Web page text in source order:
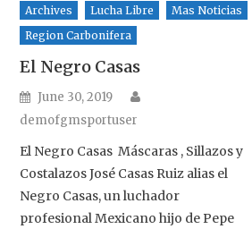
Archives Lucha Libre
Mas Noticias
Region Carbonifera
El Negro Casas
Posted on
June 30, 2019
demofgmsportuser
El Negro Casas Máscaras , Sillazos y
Costalazos José Casas Ruiz alias el
Negro Casas, un luchador
profesional Mexicano hijo de Pepe